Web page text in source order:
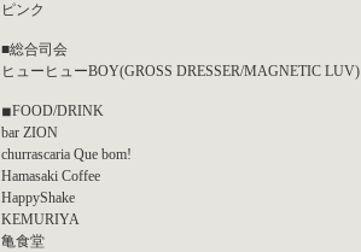
ピンク
■総合司会
ヒューヒューBOY(GROSS DRESSER/MAGNETIC LUV)
◾︎FOOD/DRINK
bar ZION
churrascaria Que bom!
Hamasaki Coffee
HappyShake
KEMURIYA
亀食堂